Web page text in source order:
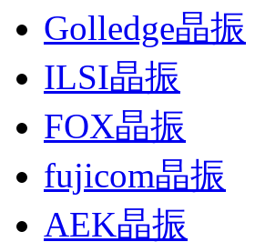
Golledge晶振
ILSI晶振
FOX晶振
fujicom晶振
AEK晶振